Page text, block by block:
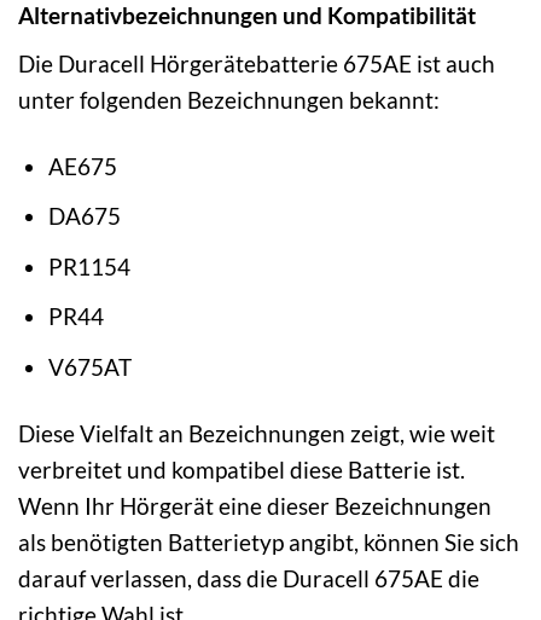
Alternativbezeichnungen und Kompatibilität
Die Duracell Hörgerätebatterie 675AE ist auch
unter folgenden Bezeichnungen bekannt:
AE675
DA675
PR1154
PR44
V675AT
Diese Vielfalt an Bezeichnungen zeigt, wie weit
verbreitet und kompatibel diese Batterie ist.
Wenn Ihr Hörgerät eine dieser Bezeichnungen
als benötigten Batterietyp angibt, können Sie sich
darauf verlassen, dass die Duracell 675AE die
richtige Wahl ist.